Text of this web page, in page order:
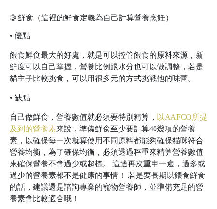
➂鮮食（這裡的鮮食定義為自己計算營養烹飪）
• 優點
餵食鮮食最大的好處，就是可以控管餵食的原料來源，新
鮮度可以自己掌握，營養比例跟水分也可以做調整，若是
貓主子比較挑食，可以用很多元的方式挑戰他的味蕾。
• 缺點
自己做鮮食，營養數值就必須要特別精算， 以AAFCO所提
及到的營養素來說，準備鮮食至少要計算40幾項的營養
素，以確保每一次就算使用不同原料都能夠確保貓咪符合
營養均衡，為了確保均衡，必須透過秤重來精算營養數值
來確保營養不會過少或超標。 這邊再次重申一遍，過多或
過少的營養素都不是健康的事情！ 若是要長期以餵食鮮食
的話，建議還是諮詢專業的寵物營養師，並準備充足的營
養素會比較適合哦！